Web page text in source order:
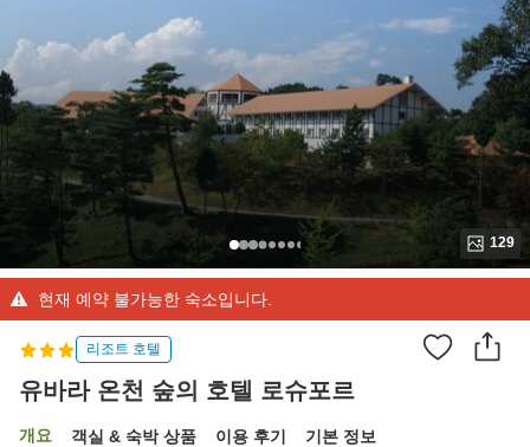
129
현재 예약 불가능한 숙소입니다.
리조트 호텔
유바라 온천 숲의 호텔 로슈포르
개요 객실 & 숙박 상품 이용 후기 기본 정보